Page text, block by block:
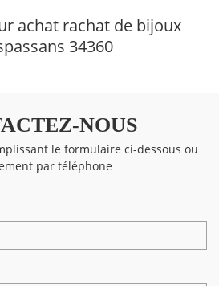
achat rachat de bijoux
34360
NOUS
le formulaire ci-dessous ou
par téléphone